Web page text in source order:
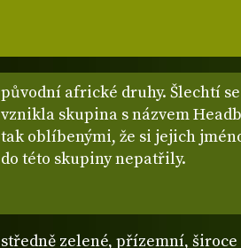
původní africké druhy. Šlechtí
vznikla skupina s názvem
tak oblíbenými, že si jejich
do této skupiny nepatřily.
středně zelené, přízemní,